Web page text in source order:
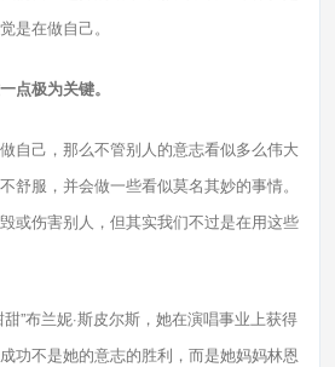
是在做自己。
点极为关键。
己，那么不管别人的意志看似多么伟大
舒服，并会做一些看似莫名其妙的事情。
或伤害别人，但其实我们不过是在用这些
布兰妮·斯皮尔斯，她在演唱事业上获得
功不是她的意志的胜利，而是她妈妈林恩